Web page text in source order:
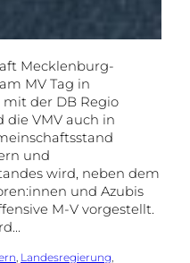
Mecklenburg-
MV Tag in
mit der DB Regio
die VMV auch in
und
wird, neben dem
und Azubis
M-V vorgestellt.
, Landesregierung